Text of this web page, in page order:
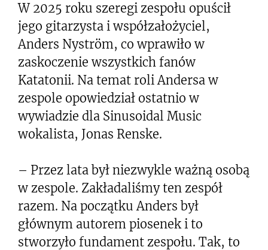
W 2025 roku szeregi zespołu opuścił
jego gitarzysta i współzałożyciel,
Anders Nyström, co wprawiło w
zaskoczenie wszystkich fanów
Katatonii. Na temat roli Andersa w
zespole opowiedział ostatnio w
wywiadzie dla Sinusoidal Music
wokalista, Jonas Renske.
– Przez lata był niezwykle ważną osobą
w zespole. Zakładaliśmy ten zespół
razem. Na początku Anders był
głównym autorem piosenek i to
stworzyło fundament zespołu. Tak, to